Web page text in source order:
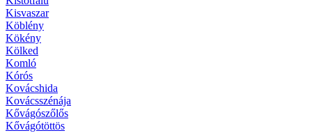
Kisvaszar
Köblény
Kökény
Kölked
Komló
Kórós
Kovácshida
Kovácsszénája
Kővágószőlős
Kővágótöttös